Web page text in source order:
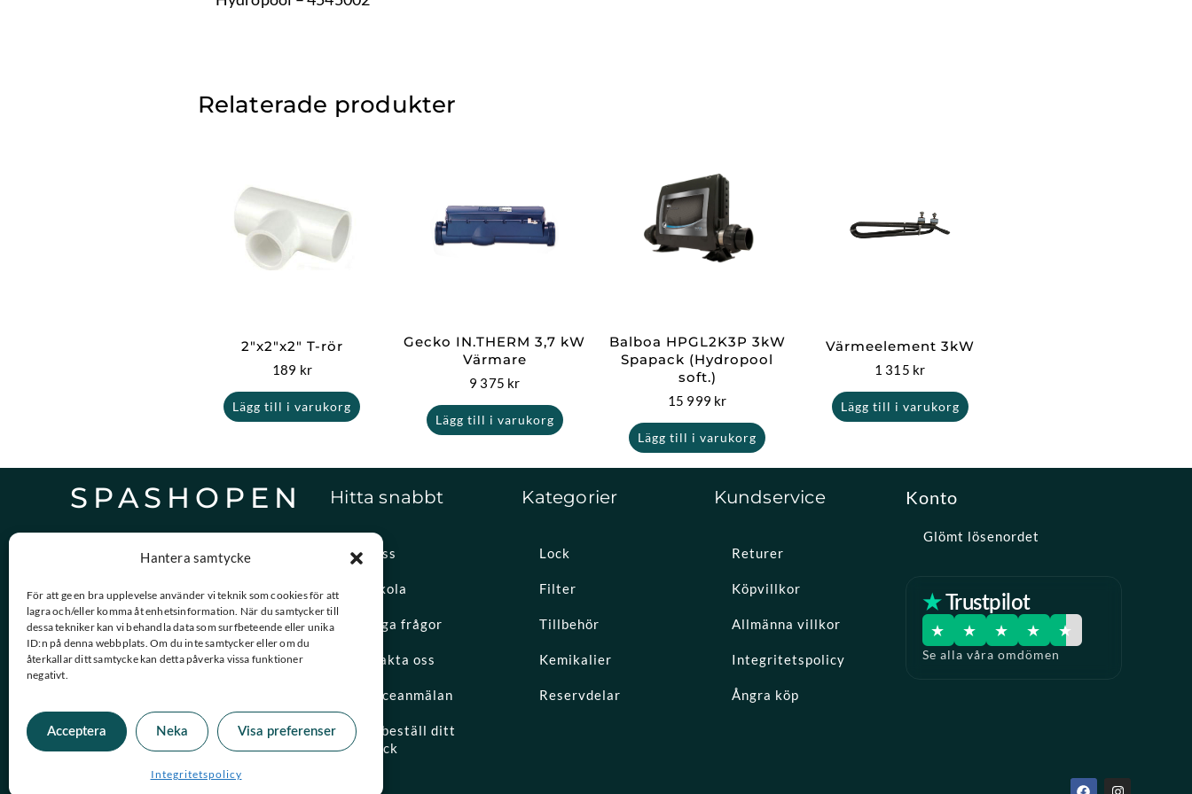
Hantera samtycke
För att ge en bra upplevelse använder vi teknik som cookies för att
lagra och/eller komma åt enhetsinformation. När du samtycker till
dessa tekniker kan vi behandla data som surfbeteende eller unika
ID:n på denna webbplats. Om du inte samtycker eller om du
återkallar ditt samtycke kan detta påverka vissa funktioner
negativt.
Acceptera Neka Visa preferenser
Integritetspolicy
Relaterade produkter
2″x2″x2″ T-rör
189 kr
Lägg till i varukorg
Gecko IN.THERM 3,7 kW
Värmare
9 375 kr
Lägg till i varukorg
Balboa HPGL2K3P 3kW
Spapack (Hydropool
soft.)
15 999 kr
Lägg till i varukorg
Värmeelement 3kW
1 315 kr
Lägg till i varukorg
SPASHOPEN
reservdelar och vattenvård.
08-756 20 00
Vardagar 09:00 – 15:00
Hitta snabbt
Om oss
Spaskola
Vanliga frågor
Kontakta oss
Serviceanmälan
Måttbeställ ditt
spalock
Kategorier
Lock
Filter
Tillbehör
Kemikalier
Reservdelar
Kundservice
Returer
Köpvillkor
Allmänna villkor
Integritetspolicy
Ångra köp
Konto
Glömt lösenordet
★ Trustpilot
★ ★ ★ ★ ★
Se alla våra omdömen
© 2026 Spashopen. Alla rättigheter förbehållna.
F
I